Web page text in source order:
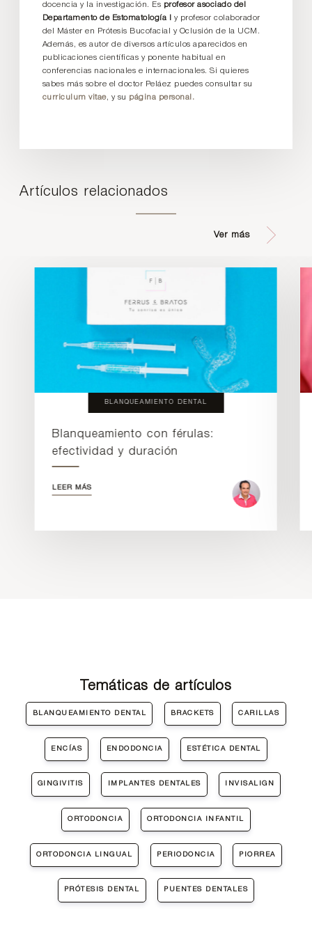
docencia y la investigación. Es profesor asociado del
Departamento de Estomatología I
y profesor colaborador
del Máster en Prótesis Bucofacial y Oclusión de la UCM.
Además, es autor de diversos artículos aparecidos en
publicaciones científicas y ponente habitual en
conferencias nacionales e internacionales. Si quieres
sabes más sobre el doctor Peláez puedes consultar su
curriculum vitae, y su página personal.
Artículos relacionados
Ver más
BLANQUEAMIENTO DENTAL
Blanqueamiento con férulas:
efectividad y duración
LEER MÁS
Temáticas de artículos
BLANQUEAMIENTO DENTAL BRACKETS CARILLAS
ENCÍAS ENDODONCIA ESTÉTICA DENTAL
GINGIVITIS IMPLANTES DENTALES INVISALIGN
ORTODONCIA ORTODONCIA INFANTIL
ORTODONCIA LINGUAL PERIODONCIA PIORREA
PRÓTESIS DENTAL PUENTES DENTALES